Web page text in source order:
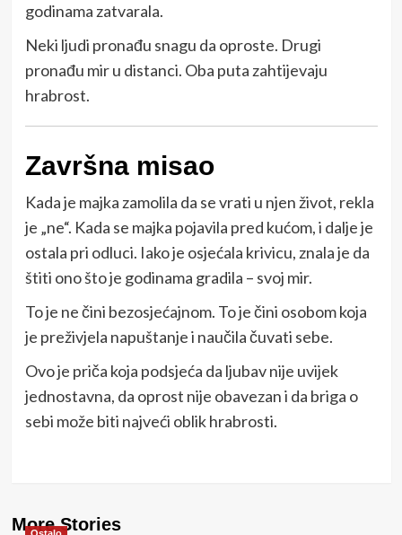
godinama zatvarala.
Neki ljudi pronađu snagu da oproste. Drugi
pronađu mir u distanci. Oba puta zahtijevaju
hrabrost.
Završna misao
Kada je majka zamolila da se vrati u njen život, rekla
je „ne“. Kada se majka pojavila pred kućom, i dalje je
ostala pri odluci. Iako je osjećala krivicu, znala je da
štiti ono što je godinama gradila – svoj mir.
To je ne čini bezosjećajnom. To je čini osobom koja
je preživjela napuštanje i naučila čuvati sebe.
Ovo je priča koja podsjeća da ljubav nije uvijek
jednostavna, da oprost nije obavezan i da briga o
sebi može biti najveći oblik hrabrosti.
More Stories